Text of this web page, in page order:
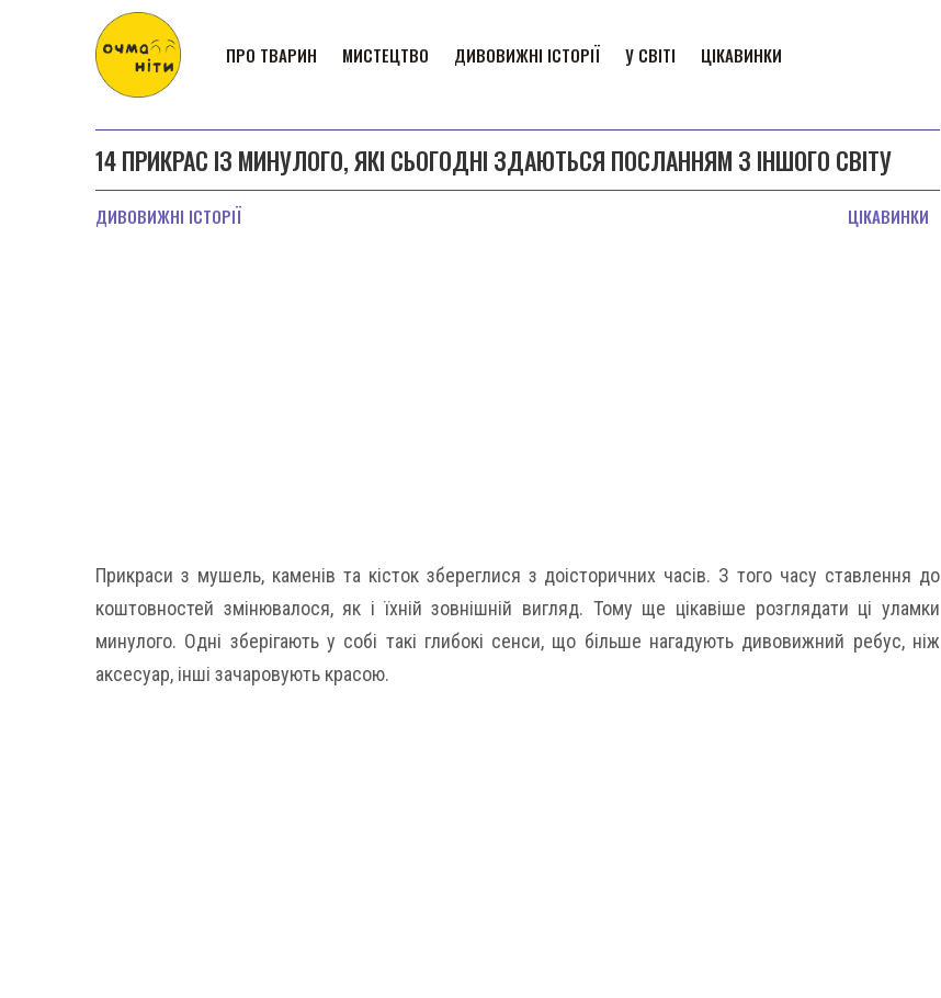
ПРО ТВАРИН МИСТЕЦТВО ДИВОВИЖНІ ІСТОРІЇ У СВІТІ ЦІКАВИНКИ
14 ПРИКРАС ІЗ МИНУЛОГО, ЯКІ СЬОГОДНІ ЗДАЮТЬСЯ ПОСЛАННЯМ З ІНШОГО СВІТУ
ДИВОВИЖНІ ІСТОРІЇ ЦІКАВИНКИ
Прикраси з мушель, каменів та кісток збереглися з доісторичних часів. З того часу ставлення до
коштовностей змінювалося, як і їхній зовнішній вигляд. Тому ще цікавіше розглядати ці уламки
минулого. Одні зберігають у собі такі глибокі сенси, що більше нагадують дивовижний ребус, ніж
аксесуар, інші зачаровують красою.